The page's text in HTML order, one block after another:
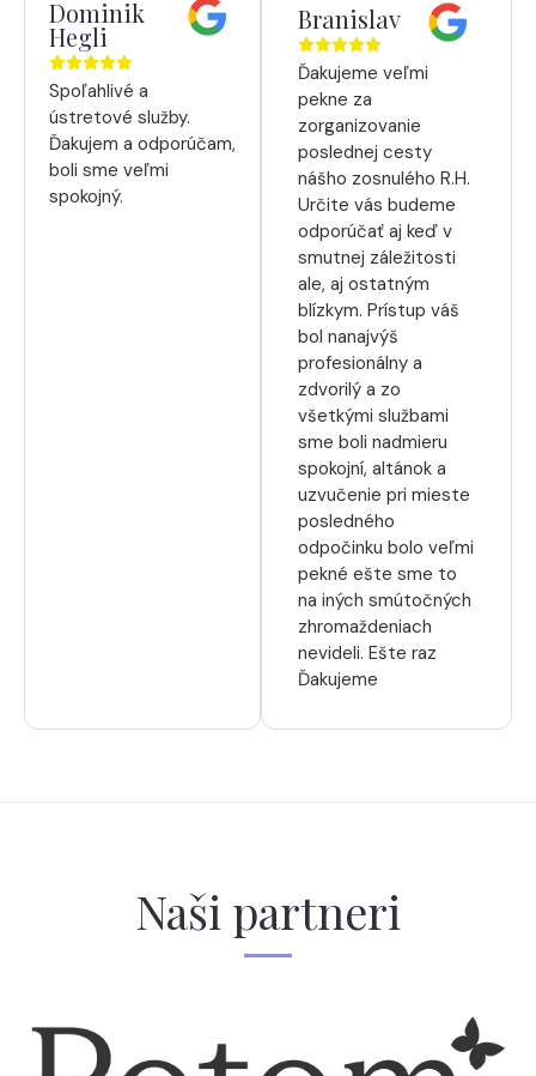
Dominik
Hegli
Spoľahlivé a
ústretové služby.
Ďakujem a odporúčam,
boli sme veľmi
spokojný.
Branislav
Ďakujeme veľmi
pekne za
zorganizovanie
poslednej cesty
nášho zosnulého R.H.
Určite vás budeme
odporúčať aj keď v
smutnej záležitosti
ale, aj ostatným
blízkym. Prístup váš
bol nanajvýš
profesionálny a
zdvorilý a zo
všetkými službami
sme boli nadmieru
spokojní, altánok a
uzvučenie pri mieste
posledného
odpočinku bolo veľmi
pekné ešte sme to
na iných smútočných
zhromaždeniach
nevideli. Ešte raz
Ďakujeme
Naši partneri